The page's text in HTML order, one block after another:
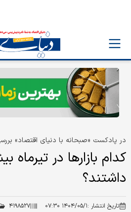
در پادکست «صبحانه با دنیای اقتصاد»
کدام بازارها در تیرماه
داشتند؟
تاریخ انتشار :۱۴۰۴/۰۵/۱ ۰۷:۳۰ ۴۱۹۸۵۲۷